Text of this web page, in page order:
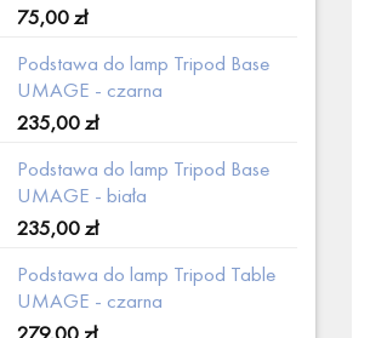
75,00zł
Podstawa do lamp Tripod Base
UMAGE - czarna
235,00zł
Podstawa do lamp Tripod Base
UMAGE - biała
235,00zł
Podstawa do lamp Tripod Table
UMAGE - czarna